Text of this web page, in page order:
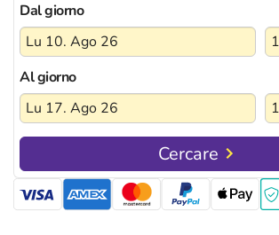
Dal giorno
Al giorno
Cercare